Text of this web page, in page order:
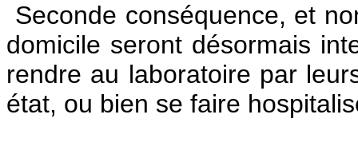
Seconde conséquence, et
domicile seront désormais
rendre au laboratoire par
état, ou bien se faire